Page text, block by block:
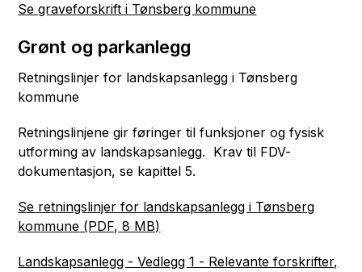
Se graveforskrift i Tønsberg kommune
Grønt og parkanlegg
Retningslinjer for landskapsanlegg i Tønsberg
kommune
Retningslinjene gir føringer til funksjoner og fysisk
utforming av landskapsanlegg. Krav til FDV-
dokumentasjon, se kapittel 5.
Se retningslinjer for landskapsanlegg i Tønsberg
kommune (PDF, 8 MB)
Landskapsanlegg - Vedlegg 1 - Relevante forskrifter,